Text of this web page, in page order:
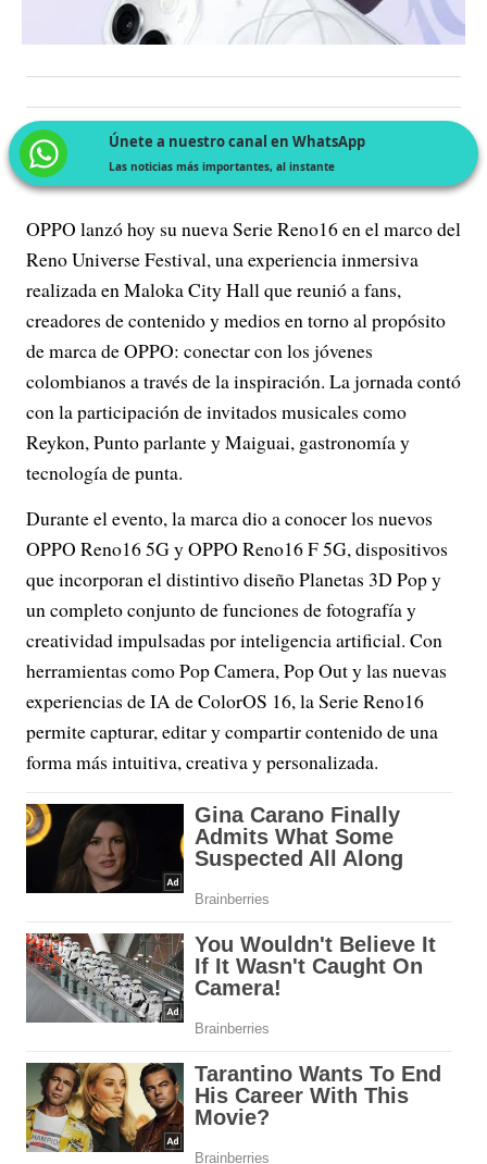
Únete a nuestro canal en WhatsApp
Las noticias más importantes, al instante
OPPO lanzó hoy su nueva Serie Reno16 en el marco del
Reno Universe Festival, una experiencia inmersiva
realizada en Maloka City Hall que reunió a fans,
creadores de contenido y medios en torno al propósito
de marca de OPPO: conectar con los jóvenes
colombianos a través de la inspiración. La jornada contó
con la participación de invitados musicales como
Reykon, Punto parlante y Maiguai, gastronomía y
tecnología de punta.
Durante el evento, la marca dio a conocer los nuevos
OPPO Reno16 5G y OPPO Reno16 F 5G, dispositivos
que incorporan el distintivo diseño Planetas 3D Pop y
un completo conjunto de funciones de fotografía y
creatividad impulsadas por inteligencia artificial. Con
herramientas como Pop Camera, Pop Out y las nuevas
experiencias de IA de ColorOS 16, la Serie Reno16
permite capturar, editar y compartir contenido de una
forma más intuitiva, creativa y personalizada.